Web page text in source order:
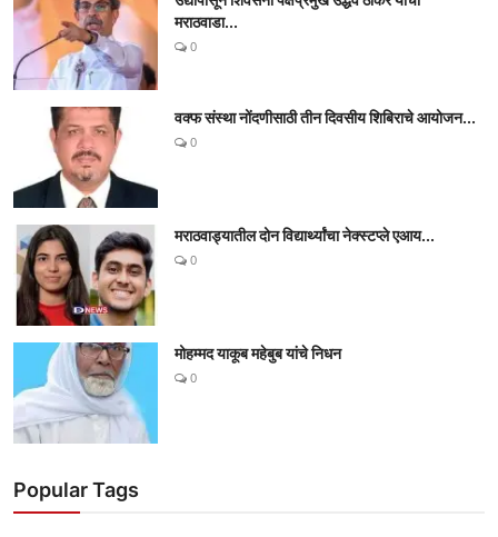
मराठवाडा...
0
वक्फ संस्था नोंदणीसाठी तीन दिवसीय शिबिराचे आयोजन...
0
मराठवाड्यातील दोन विद्यार्थ्यांचा नेक्स्टप्ले एआय...
0
मोहम्मद याकूब महेबुब यांचे निधन
0
Popular Tags